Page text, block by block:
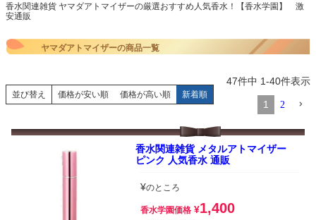
香水関連雑貨 ヤマダアトマイザーの厳選おすすめ人気香水！【香水学園】 激
安通販
ヤマダアトマイザーの商品一覧
並び替え 価格が安い順 価格が高い順 新着順
47件中 1-40件表示
1 2
香水関連雑貨 メタルアトマイザー
ピンク 人気香水 通販
¥のところ
香水学園価格 ¥1,400